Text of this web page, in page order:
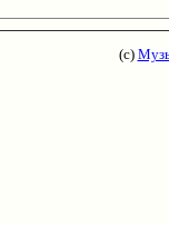
(с)